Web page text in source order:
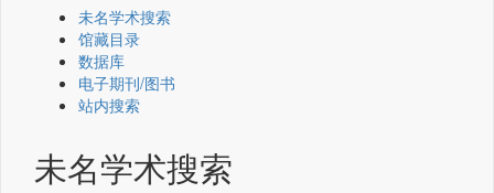
未名学术搜索
馆藏目录
数据库
电子期刊/图书
站内搜索
未名学术搜索